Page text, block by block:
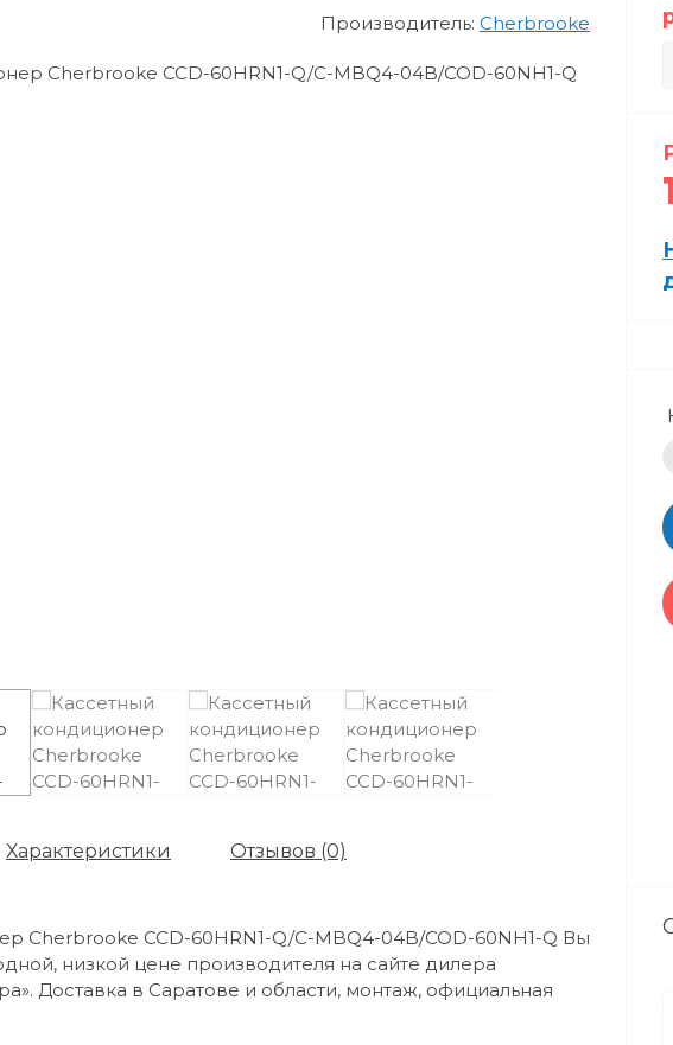
Производитель: Cherbrooke
Характеристики Отзывов (0)
Cherbrooke CCD-60HRN1-Q/C-MBQ4-04B/COD-60NH1-Q Вы
низкой цене производителя на сайте дилера
Доставка в Саратове и области, монтаж, официальная